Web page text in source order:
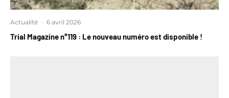
Actualité · 6 avril 2026
Trial Magazine n°119 : Le nouveau numéro est disponible !